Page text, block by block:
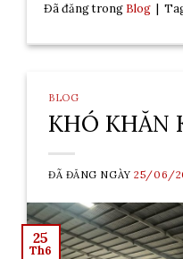
Đã đăng trong Blog |
BLOG
KHÓ KHĂN
ĐÃ ĐĂNG NGÀY25/06/
25
Th6